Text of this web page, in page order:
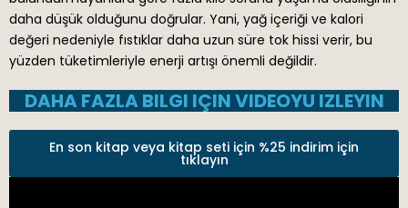
daha düşük olduğunu doğrular. Yani, yağ içeriği ve kalori
değeri nedeniyle fıstıklar daha uzun süre tok hissi verir, bu
yüzden tüketimleriyle enerji artışı önemli değildir.
DAHA FAZLA BILGI IÇIN VIDEOYU IZLEYIN
En son kitap veya kitap seti için %25 indirim için
tıklayın